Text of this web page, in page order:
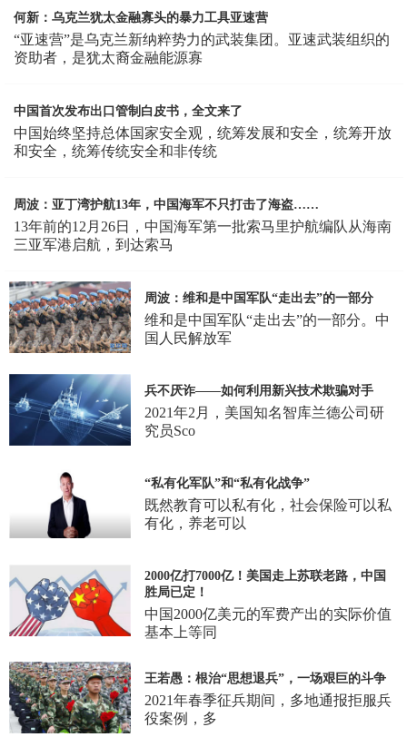
何新：乌克兰犹太金融寡头的暴力工具亚速营
“亚速营”是乌克兰新纳粹势力的武装集团。亚速武装组织的
资助者，是犹太裔金融能源寡
中国首次发布出口管制白皮书，全文来了
中国始终坚持总体国家安全观，统筹发展和安全，统筹开放
和安全，统筹传统安全和非传统
周波：亚丁湾护航13年，中国海军不只打击了海盗……
13年前的12月26日，中国海军第一批索马里护航编队从海南
三亚军港启航，到达索马
周波：维和是中国军队“走出去”的一部分
维和是中国军队“走出去”的一部分。中
国人民解放军
兵不厌诈——如何利用新兴技术欺骗对手
2021年2月，美国知名智库兰德公司研
究员Sco
“私有化军队”和“私有化战争”
既然教育可以私有化，社会保险可以私
有化，养老可以
2000亿打7000亿！美国走上苏联老路，中国
胜局已定！
中国2000亿美元的军费产出的实际价值
基本上等同
王若愚：根治“思想退兵”，一场艰巨的斗争
2021年春季征兵期间，多地通报拒服兵
役案例，多